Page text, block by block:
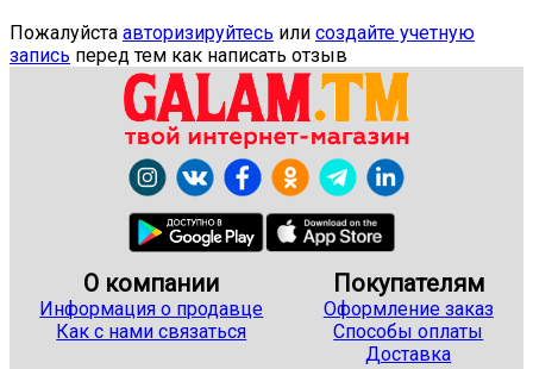
Пожалуйста авторизируйтесь или создайте учетную
запись перед тем как написать отзыв
О компании
Информация о продавце
Как с нами связаться
Покупателям
Оформление заказ
Способы оплаты
Доставка